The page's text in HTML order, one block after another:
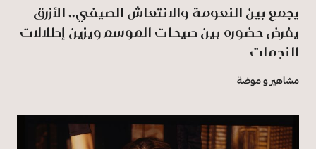
يجمع بين النعومة والانتعاش الصيفي.. الأزرق
يفرض حضوره بين صيحات الموسم ويزين إطلالات
النجمات
مشاهير و موضة